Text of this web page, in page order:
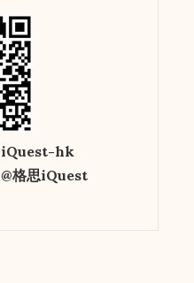
iQuest-hk
@格思iQuest